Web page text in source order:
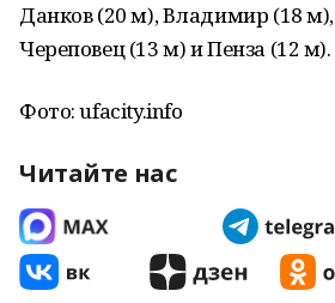
Данков (20 м), Владимир (18
Череповец (13 м) и Пенза (12 м).
Фото: ufacity.info
Читайте нас